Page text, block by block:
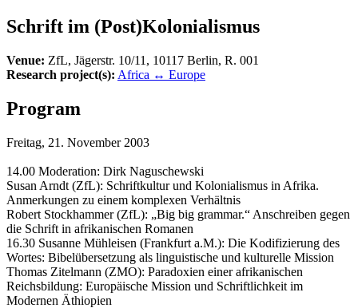
Schrift im (Post)Kolonialismus
Venue: ZfL, Jägerstr. 10/11, 10117 Berlin, R. 001
Research project(s): Africa ↔ Europe
Program
Freitag, 21. November 2003
14.00 Moderation: Dirk Naguschewski
Susan Arndt (ZfL): Schriftkultur und Kolonialismus in Afrika.
Anmerkungen zu einem komplexen Verhältnis
Robert Stockhammer (ZfL): „Big big grammar.“ Anschreiben gegen
die Schrift in afrikanischen Romanen
16.30 Susanne Mühleisen (Frankfurt a.M.): Die Kodifizierung des
Wortes: Bibelübersetzung als linguistische und kulturelle Mission
Thomas Zitelmann (ZMO): Paradoxien einer afrikanischen
Reichsbildung: Europäische Mission und Schriftlichkeit im
Modernen Äthiopien